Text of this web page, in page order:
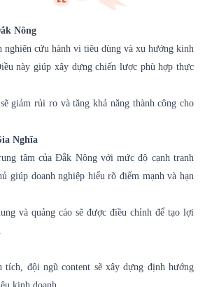
Nông
cứu hành vi tiêu dùng và xu hướng kinh
này giúp xây dựng chiến lược phù hợp thực
giảm rủi ro và tăng khả năng thành công cho
Nghĩa
tâm của Đắk Nông với mức độ cạnh tranh
giúp doanh nghiệp hiểu rõ điểm mạnh và hạn
và quảng cáo sẽ được điều chỉnh để tạo lợi
tích, đội ngũ content sẽ xây dựng định hướng